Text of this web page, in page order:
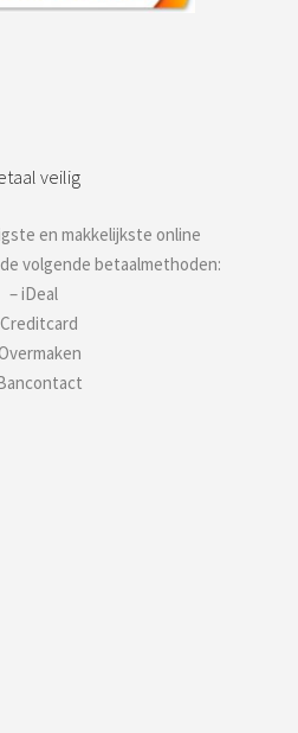
veilig
en makkelijkste online
volgende betaalmethoden:
– iDeal